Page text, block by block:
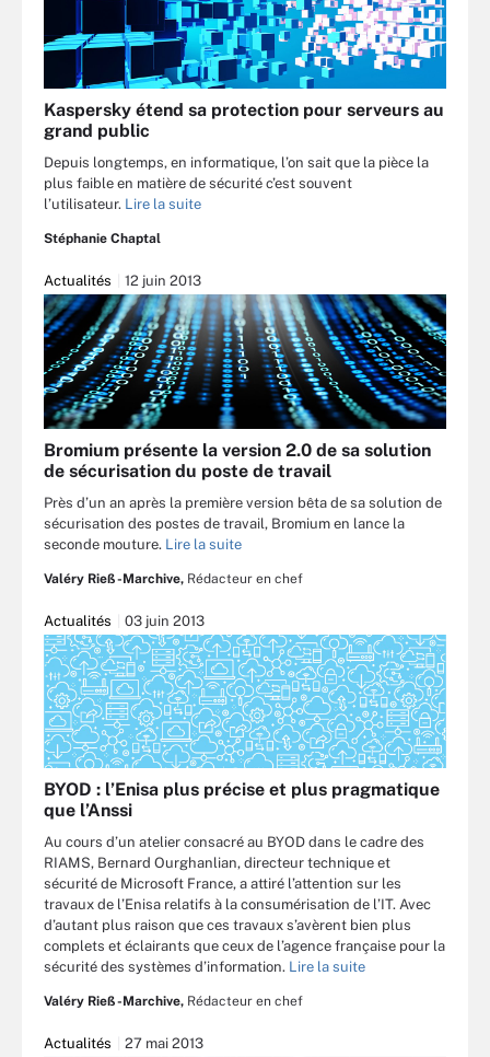
Kaspersky étend sa protection pour serveurs au
grand public
Depuis longtemps, en informatique, l’on sait que la pièce la
plus faible en matière de sécurité c’est souvent
l’utilisateur. Lire la suite
Stéphanie Chaptal
Actualités 12 juin 2013
Bromium présente la version 2.0 de sa solution
de sécurisation du poste de travail
Près d’un an après la première version bêta de sa solution de
sécurisation des postes de travail, Bromium en lance la
seconde mouture. Lire la suite
Valéry Rieß-Marchive, Rédacteur en chef
Actualités 03 juin 2013
BYOD : l’Enisa plus précise et plus pragmatique
que l’Anssi
Au cours d’un atelier consacré au BYOD dans le cadre des
RIAMS, Bernard Ourghanlian, directeur technique et
sécurité de Microsoft France, a attiré l’attention sur les
travaux de l’Enisa relatifs à la consumérisation de l’IT. Avec
d’autant plus raison que ces travaux s’avèrent bien plus
complets et éclairants que ceux de l’agence française pour la
sécurité des systèmes d’information. Lire la suite
Valéry Rieß-Marchive, Rédacteur en chef
Actualités 27 mai 2013